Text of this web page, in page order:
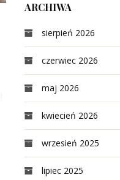
ARCHIWA
sierpień 2026
czerwiec 2026
maj 2026
kwiecień 2026
wrzesień 2025
lipiec 2025